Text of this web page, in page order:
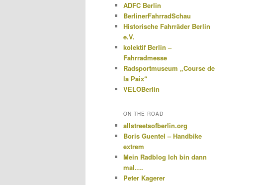
ADFC Berlin
BerlinerFahrradSchau
Historische Fahrräder Berlin
e.V.
kolektif Berlin –
Fahrradmesse
Radsportmuseum „Course de
la Paix“
VELOBerlin
ON THE ROAD
allstreetsofberlin.org
Boris Guentel – Handbike
extrem
Mein Radblog Ich bin dann
mal….
Peter Kagerer